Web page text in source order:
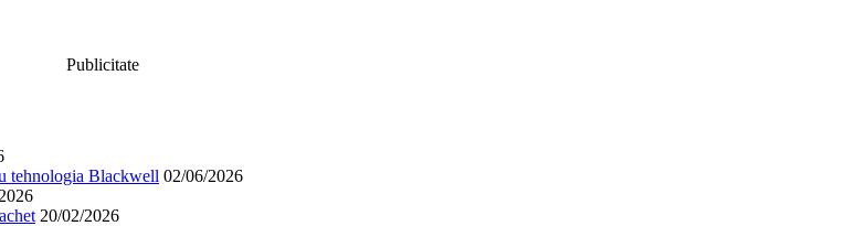
Publicitate
tehnologia Blackwell 02/06/2026
20/02/2026